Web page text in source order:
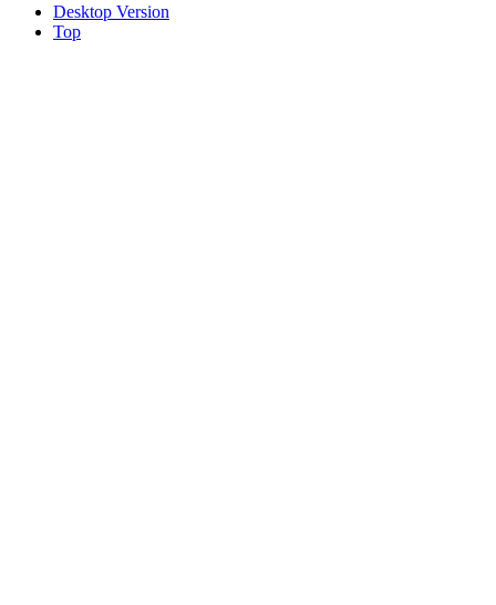
Desktop Version
Top